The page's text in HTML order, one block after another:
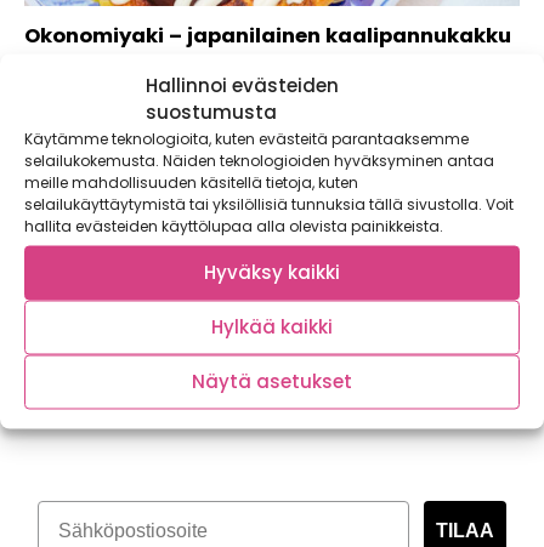
Hallinnoi evästeiden
suostumusta
Käytämme teknologioita, kuten evästeitä parantaaksemme
selailukokemusta. Näiden teknologioiden hyväksyminen antaa
meille mahdollisuuden käsitellä tietoja, kuten
selailukäyttäytymistä tai yksilöllisiä tunnuksia tällä sivustolla. Voit
hallita evästeiden käyttölupaa alla olevista painikkeista.
Hyväksy kaikki
Hylkää kaikki
Näytä asetukset
Okonomiyaki – japanilainen kaalipannukakku
Okonomiyaki eli japanilainen kaalipannukakku on munakasta
muistuttava suolainen pannari ja mahtava vihanneslaarin
tyhjennysruoka. Rapeaksi...
Tilaa kasvispitoinen uutiskirje
TILAA